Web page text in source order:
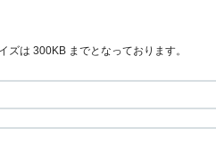
ズは 300KB までとなっております。